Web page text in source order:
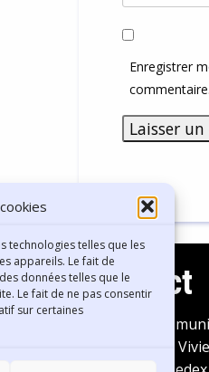
technologies telles que les
appareils. Le fait de
données telles que le
Le fait de ne pas consentir
sur certaines
Enregistrer
commentaire.
Contact
Bibliothèque
30 Boulevard